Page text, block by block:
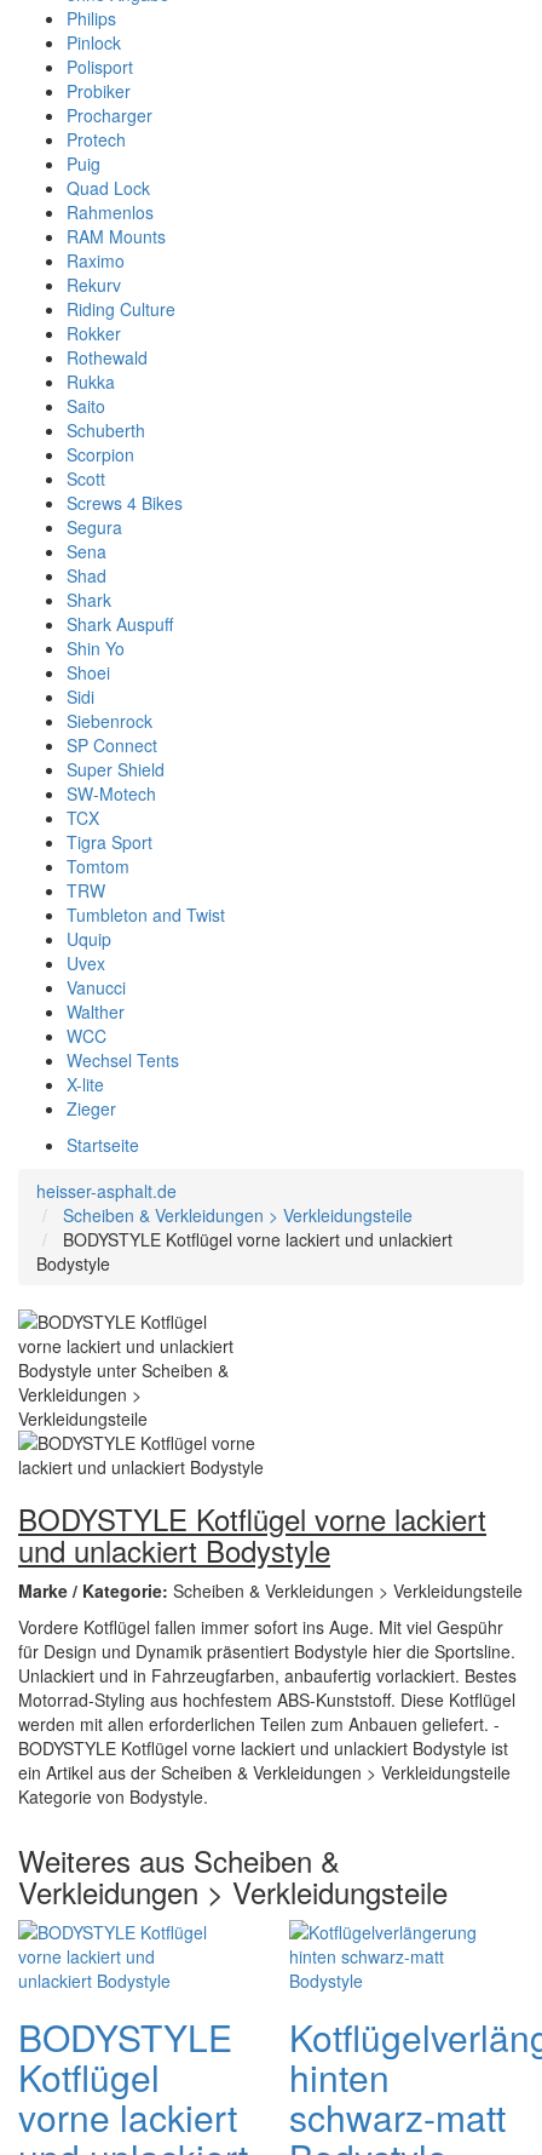
Philips
Pinlock
Polisport
Probiker
Procharger
Protech
Puig
Quad Lock
Rahmenlos
RAM Mounts
Raximo
Rekurv
Riding Culture
Rokker
Rothewald
Rukka
Saito
Schuberth
Scorpion
Scott
Screws 4 Bikes
Segura
Sena
Shad
Shark
Shark Auspuff
Shin Yo
Shoei
Sidi
Siebenrock
SP Connect
Super Shield
SW-Motech
TCX
Tigra Sport
Tomtom
TRW
Tumbleton and Twist
Uquip
Uvex
Vanucci
Walther
WCC
Wechsel Tents
X-lite
Zieger
Startseite
heisser-asphalt.de
Scheiben & Verkleidungen > Verkleidungsteile
BODYSTYLE Kotflügel vorne lackiert und unlackiert
Bodystyle
BODYSTYLE Kotflügel vorne lackiert
und unlackiert Bodystyle
Marke / Kategorie: Scheiben & Verkleidungen > Verkleidungsteile
Vordere Kotflügel fallen immer sofort ins Auge. Mit viel Gespühr
für Design und Dynamik präsentiert Bodystyle hier die Sportsline.
Unlackiert und in Fahrzeugfarben, anbaufertig vorlackiert. Bestes
Motorrad-Styling aus hochfestem ABS-Kunststoff. Diese Kotflügel
werden mit allen erforderlichen Teilen zum Anbauen geliefert. -
BODYSTYLE Kotflügel vorne lackiert und unlackiert Bodystyle ist
ein Artikel aus der Scheiben & Verkleidungen > Verkleidungsteile
Kategorie von Bodystyle.
Weiteres aus Scheiben &
Verkleidungen > Verkleidungsteile
BODYSTYLE
Kotflügel
vorne lackiert
hinten
schwarz-matt